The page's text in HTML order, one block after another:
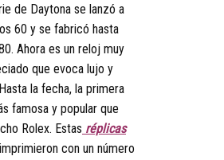
de Daytona se lanzó a
60 y se fabricó hasta
Ahora es un reloj muy
que evoca lujo y
la fecha, la primera
famosa y popular que
Rolex. Estas réplicas
con un número